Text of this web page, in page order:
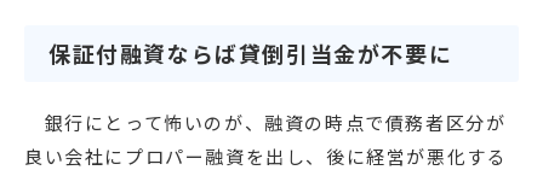
保証付融資ならば貸倒引当金が不要に
銀行にとって怖いのが、融資の時点で債務者区分が
良い会社にプロパー融資を出し、後に経営が悪化する